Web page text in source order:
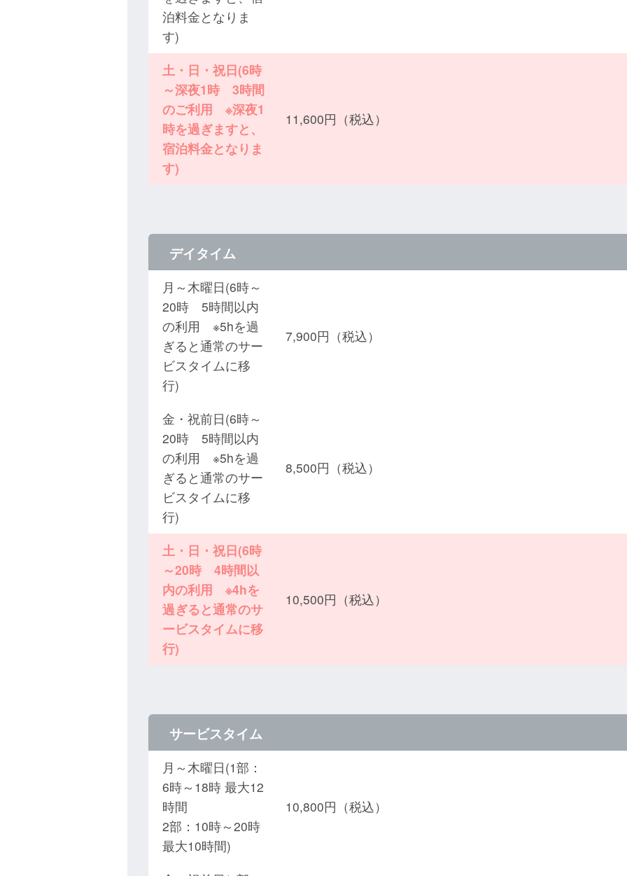
泊料金となりま
す)
土・日・祝日(6時
～深夜1時 3時間
のご利用 ※深夜1
時を過ぎますと、
宿泊料金となりま
す)
11,600円（税込）
デイタイム
月～木曜日(6時～
20時 5時間以内
の利用 ※5hを過
ぎると通常のサー
ビスタイムに移
行)
7,900円（税込）
金・祝前日(6時～
20時 5時間以内
の利用 ※5hを過
ぎると通常のサー
ビスタイムに移
行)
8,500円（税込）
土・日・祝日(6時
～20時 4時間以
内の利用 ※4hを
過ぎると通常のサ
ービスタイムに移
行)
10,500円（税込）
サービスタイム
月～木曜日(1部：
6時～18時 最大12
時間
2部：10時～20時
最大10時間)
10,800円（税込）